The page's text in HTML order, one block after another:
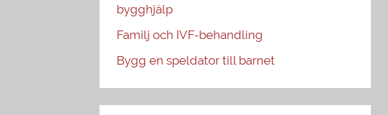
bygghjälp
Familj och IVF-behandling
Bygg en speldator till barnet